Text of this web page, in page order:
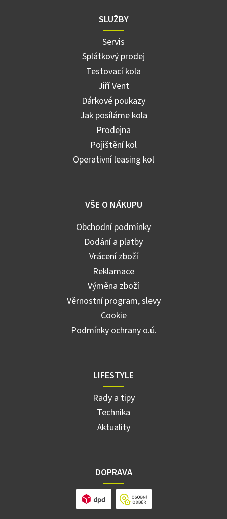
SLUŽBY
Servis
Splátkový prodej
Testovací kola
Jiří Vent
Dárkové poukazy
Jak posíláme kola
Prodejna
Pojištění kol
Operativní leasing kol
VŠE O NÁKUPU
Obchodní podmínky
Dodání a platby
Vrácení zboží
Reklamace
Výměna zboží
Věrnostní program, slevy
Cookie
Podmínky ochrany o.ú.
LIFESTYLE
Rady a tipy
Technika
Aktuality
DOPRAVA